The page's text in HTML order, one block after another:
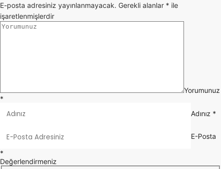
E-posta adresiniz yayınlanmayacak. Gerekli alanlar * ile
işaretlenmişlerdir
Yorumunuz
*
Adınız *
E-Posta
*
Değerlendirmeniz